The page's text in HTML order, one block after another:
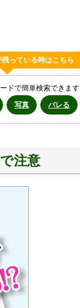
残っている時はこちら
ドで簡単検索できます
写真 バレる
注意